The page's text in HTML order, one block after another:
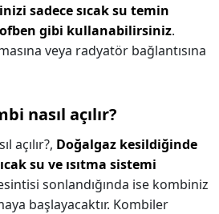
sadece sıcak su temin
gibi kullanabilirsiniz.
veya radyatör bağlantısına
nasıl açılır?
açılır?, Doğalgaz kesildiğinde
su ve ısıtma sistemi
sonlandığında ise kombiniz
başlayacaktır. Kombiler